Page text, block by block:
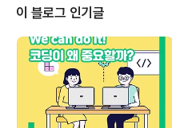
하세요.
이 블로그 인기글